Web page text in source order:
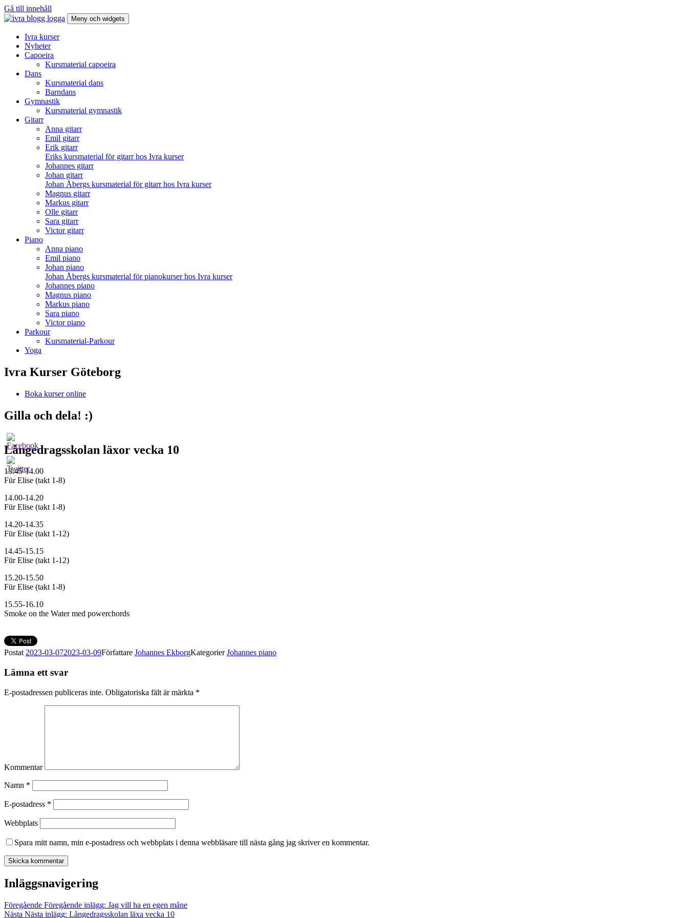
Gå till innehåll
Ivra kurser blogg
Vad brinner du för?
Meny och widgets
Ivra kurser
Nyheter
Capoeira
Kursmaterial capoeira
Dans
Kursmaterial dans
Barndans
Gymnastik
Kursmaterial gymnastik
Gitarr
Anna gitarr
Emil gitarr
Erik gitarr
Eriks kursmaterial för gitarr hos Ivra kurser
Johannes gitarr
Johan gitarr
Johan Åbergs kursmaterial för gitarr hos Ivra kurser
Magnus gitarr
Markus gitarr
Olle gitarr
Sara gitarr
Victor gitarr
Piano
Anna piano
Emil piano
Johan piano
Johan Åbergs kursmaterial för pianokurser hos Ivra kurser
Johannes piano
Magnus piano
Markus piano
Sara piano
Victor piano
Parkour
Kursmaterial-Parkour
Yoga
Ivra Kurser Göteborg
Boka kurser online
Gilla och dela! :)
Långedragsskolan läxor vecka 10
13.45-14.00
Für Elise (takt 1-8)
14.00-14.20
Für Elise (takt 1-8)
14.20-14.35
Für Elise (takt 1-12)
14.45-15.15
Für Elise (takt 1-12)
15.20-15.50
Für Elise (takt 1-8)
15.55-16.10
Smoke on the Water med powerchords
Postat2023-03-072023-03-09Författare Johannes EkborgKategorierJohannes piano
Lämna ett svar
E-postadressen publiceras inte. Obligatoriska fält är märkta *
Kommentar
Namn *
E-postadress *
Webbplats
Spara mitt namn, min e-postadress och webbplats i denna webbläsare till nästa gång jag skriver en kommentar.
Inläggsnavigering
Föregående Föregående inlägg: Jag vill ha en egen måne
Nästa Nästa inlägg: Långedragsskolan läxa vecka 10